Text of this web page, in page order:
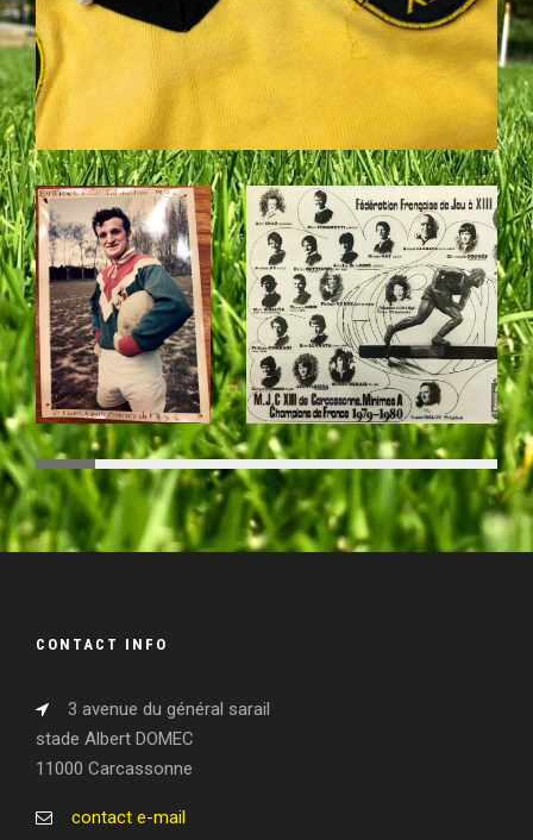
CONTACT INFO
3 avenue du général sarail
stade Albert DOMEC
11000 Carcassonne
contact e-mail